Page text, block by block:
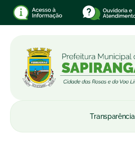
Transparência